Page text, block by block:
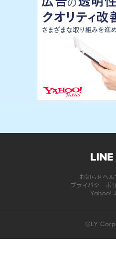
お知らせヘル
プライバシーポ
Yahoo!
©LY
このコンテンツは掲載が終了